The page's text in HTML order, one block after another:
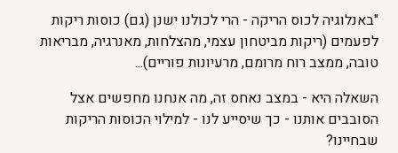
"באנלוגיה לכוס הריקה - הרי לכולנו ישנן (גם) כוסות ריקות
לפעמים (ריקות מביטחון עצמי, מהצלחות, מאנרגיה, מבריאות
טובה, ממצב רוח מרומם, מרעיונות פוריים)...
השאלה היא - במצב נאחס זה, מה אנחנו מחפשים אצל
הסובבים אותנו - כך שיסייע לנו - למילוי הכוסות הריקות
שבחיינו?